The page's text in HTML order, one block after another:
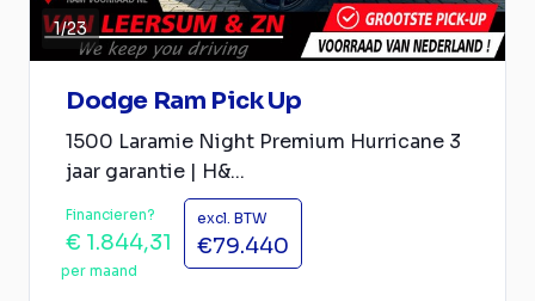
1/23
Dodge Ram Pick Up
1500 Laramie Night Premium Hurricane 3
jaar garantie | H&...
Financieren?
€ 1.844,31
per maand
excl. BTW
€79.440